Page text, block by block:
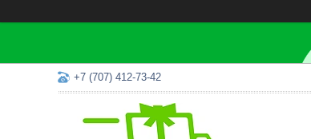
+7 (707) 412-73-42